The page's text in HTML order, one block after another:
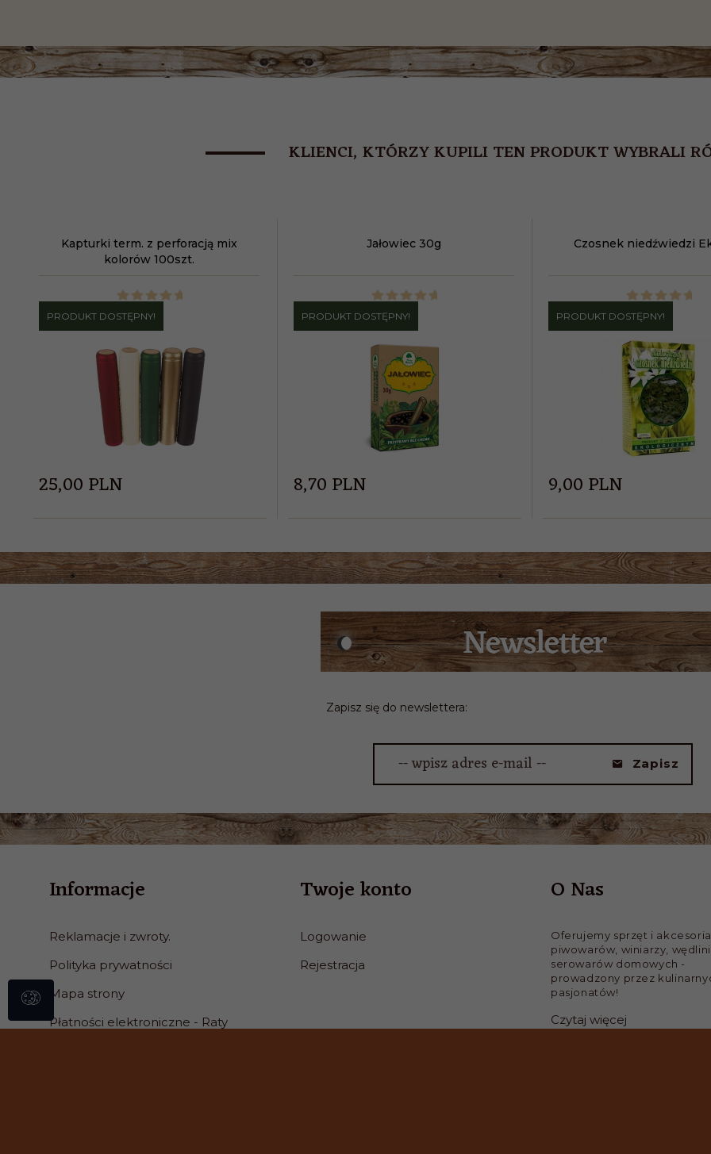
KLIENCI, KTÓRZY KUPILI TEN PRODUKT WYBRALI
Kapturki term. z perforacją mix
kolorów 100szt.
PRODUKT DOSTĘPNY!
25,00PLN
Jałowiec 30g
PRODUKT DOSTĘPNY!
8,70PLN
Czosnek niedźwiedzi
PRODUKT DOSTĘPNY!
9,00PLN
Zapisz się do newslettera:
-- wpisz adres e-mail -- Zapisz
Informacje
Reklamacje i zwroty.
Polityka prywatności
Mapa strony
Płatności elektroniczne - Raty
Twoje konto
Logowanie
Rejestracja
O Nas
Oferujemy sprzęt i
piwowarów, winiarzy,
serowarów domowych -
prowadzony przez
pasjonatów!
Czytaj więcej